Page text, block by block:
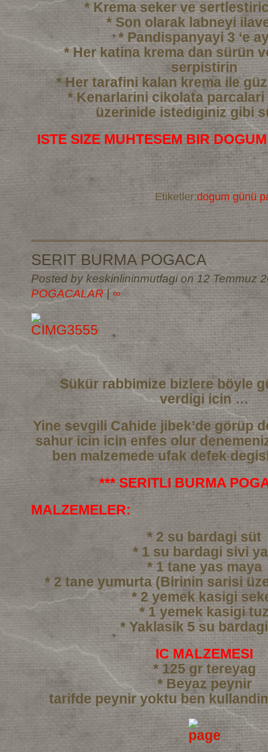
* Krema seker ve
* Son olarak labneyi
* Pandispanyayi 3 ‘e
* Her katina krema dan sürün
serpistirin
* Her tarafini kalan krema ile
* Kenarlarini cikolata
üzerinide istediginiz gibi
ISTE SIZE MUHTESEM BIR
Etiketler:dogum günü
SERIT BURMA POGACA
Posted by keskinlininmutfagi on 12 Temmuz
POGACALAR |∞
Sükür rabbimize bizlere böyle
verdigi icin …
Yine sevgili Cahide jibek’de görüp
sahur icin icin enfes olur
ben malzemede ufak defek
*** SERITLI BURMA
MALZEMELER:
* 2 su bardagi süt
* 1 su bardagi sivi
* 1 tane yas maya
* 2 tane yumurta (Birinin sarisi
* 2 yemek kasigi
* 1 yemek kasigi
* Yaklasik 5 su
IC MALZEMESI
* 125 gr tereyag
* Beyaz peynir
tarifde peynir yoktu ben